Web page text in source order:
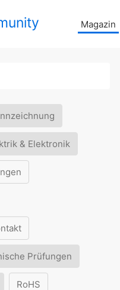
Magazin
& Elektronik
Prüfungen
RoHS